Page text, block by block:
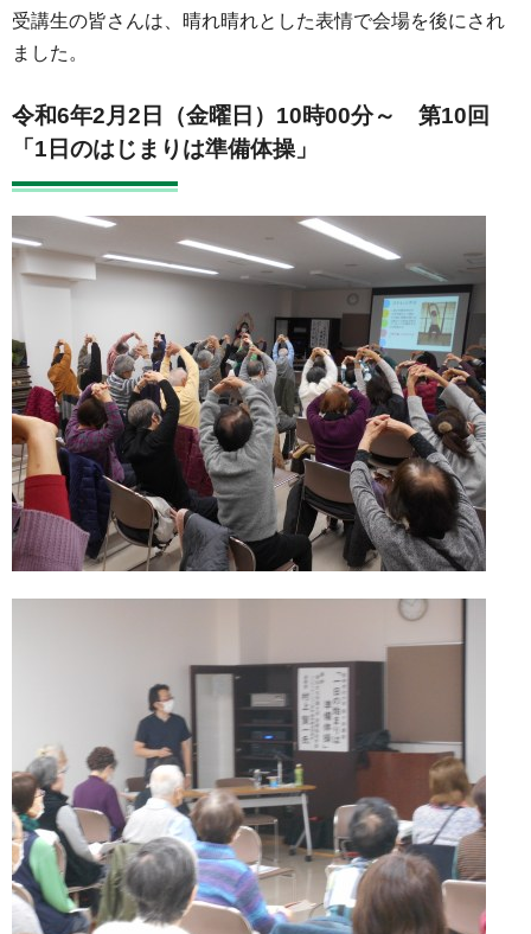
受講生の皆さんは、晴れ晴れとした表情で会場を後にされ
ました。
令和6年2月2日（金曜日）10時00分～ 第10回
「1日のはじまりは準備体操」